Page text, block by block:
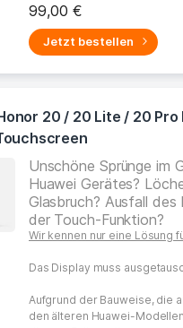
99,00 €
Jetzt bestellen
20 / 20 Lite / 20
Unschöne Sprünge im
Huawei Gerätes?
Glasbruch? Ausfall des
der Touch-Funktion?
Wir kennen nur eine Lösung
Das Display muss
Aufgrund der Bauweise, die
den älteren Huawei-